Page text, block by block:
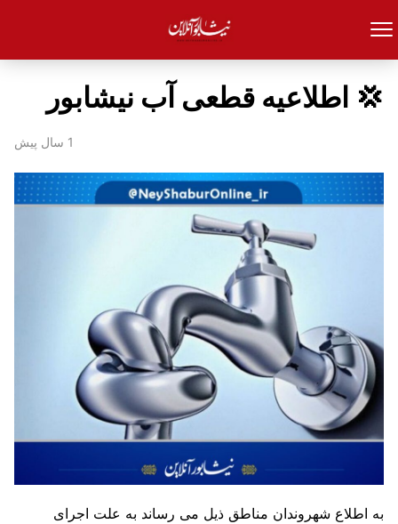
💢 اطلاعیه قطعی آب نیشابور
1 سال پیش
به اطلاع شهروندان مناطق ذیل می رساند به علت اجرای